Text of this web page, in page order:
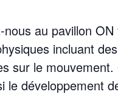
nous au pavillon
incluant
sur le
le développement